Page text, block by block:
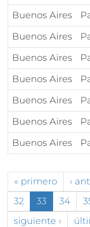
Buenos Aires
Buenos Aires
Buenos Aires
Buenos Aires
Buenos Aires
Buenos Aires
Buenos Aires
« primero ‹
32
33 34
siguiente ›